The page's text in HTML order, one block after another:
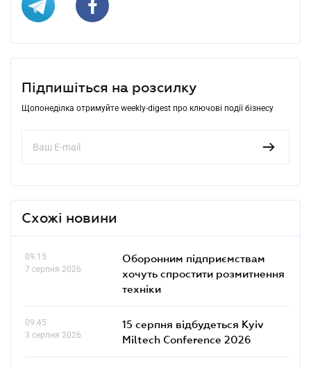
Підпишіться на розсилку
Щопонеділка отримуйте weekly-digest про ключові події бізнесу
Схожі новини
09.15
7 серпня 2026
Оборонним підприємствам
хочуть спростити розмитнення
техніки
09.45
3 серпня 2026
15 серпня відбудеться Kyiv
Miltech Conference 2026